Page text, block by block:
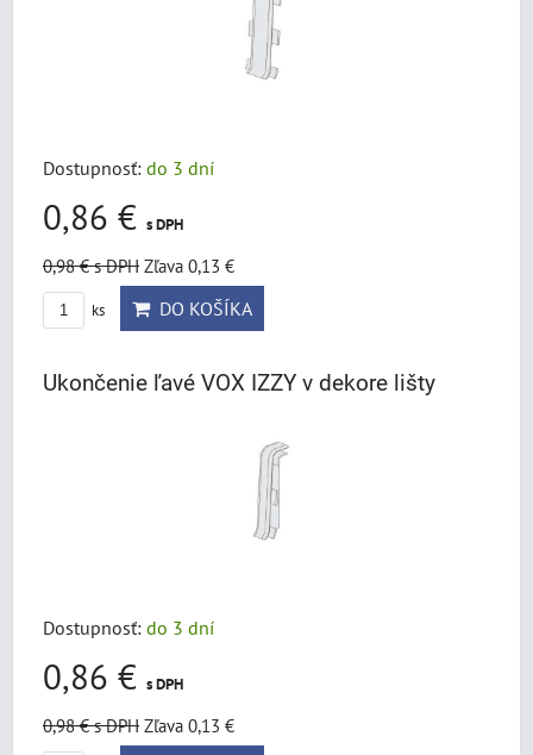
Dostupnosť: do 3 dní
0,86 € s DPH
0,98 €s DPH Zľava 0,13 €
ks DO KOŠÍKA
Ukončenie ľavé VOX IZZY v dekore lišty
Dostupnosť: do 3 dní
0,86 € s DPH
0,98 €s DPH Zľava 0,13 €